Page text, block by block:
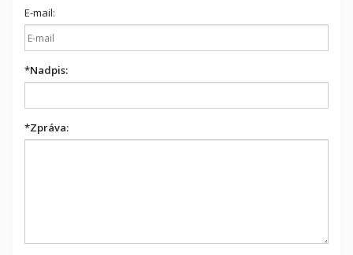
E-mail:
*Nadpis:
*Zpráva: